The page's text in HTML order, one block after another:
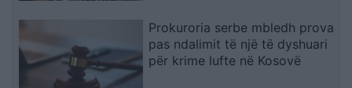
Prokuroria serbe mbledh prova
pas ndalimit të një të dyshuari
për krime lufte në Kosovë